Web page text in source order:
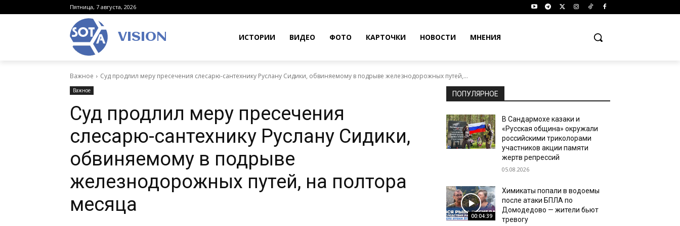
Пятница, 7 августа, 2026
VISION ИСТОРИИ ВИДЕО ФОТО КАРТОЧКИ НОВОСТИ МНЕНИЯ
Важное Суд продлил меру пресечения слесарю-сантехнику Руслану Сидики, обвиняемому в подрыве железнодорожных путей,...
Важное
Суд продлил меру пресечения
слесарю-сантехнику Руслану Сидики,
обвиняемому в подрыве
железнодорожных путей, на полтора
месяца
ПОПУЛЯРНОЕ
В Сандармохе казаки и
«Русская община» окружали
российскими триколорами
участников акции памяти
жертв репрессий
05.08.2026
00:04:39
Химикаты попали в водоемы
после атаки БПЛА по
Домодедово — жители бьют
тревогу